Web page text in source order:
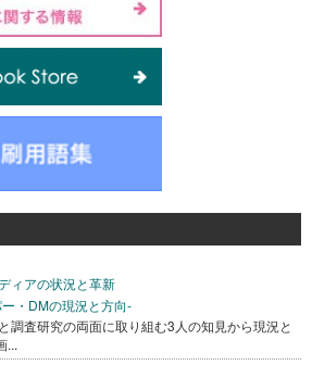
ィアの状況と革新
・DMの現況と方向-
調査研究の両面に取り組む3人の知見から現況と
...